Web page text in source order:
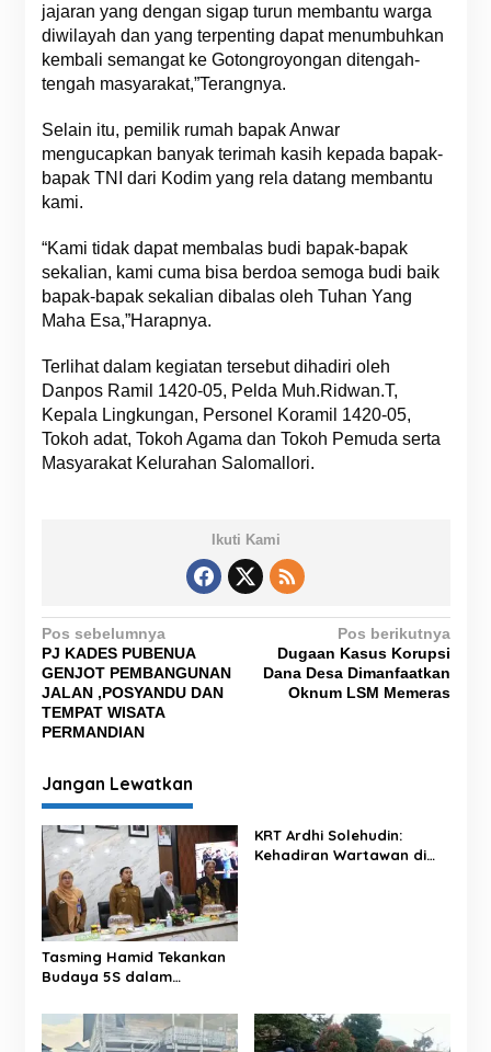
jajaran yang dengan sigap turun membantu warga
diwilayah dan yang terpenting dapat menumbuhkan
kembali semangat ke Gotongroyongan ditengah-
tengah masyarakat,”Terangnya.
Selain itu, pemilik rumah bapak Anwar
mengucapkan banyak terimah kasih kepada bapak-
bapak TNI dari Kodim yang rela datang membantu
kami.
“Kami tidak dapat membalas budi bapak-bapak
sekalian, kami cuma bisa berdoa semoga budi baik
bapak-bapak sekalian dibalas oleh Tuhan Yang
Maha Esa,”Harapnya.
Terlihat dalam kegiatan tersebut dihadiri oleh
Danpos Ramil 1420-05, Pelda Muh.Ridwan.T,
Kepala Lingkungan, Personel Koramil 1420-05,
Tokoh adat, Tokoh Agama dan Tokoh Pemuda serta
Masyarakat Kelurahan Salomallori.
Ikuti Kami
N
a
v
i
a
s
i
p
o
s
Pos sebelumnya
PJ KADES PUBENUA
GENJOT PEMBANGUNAN
JALAN ,POSYANDU DAN
TEMPAT WISATA
PERMANDIAN
Pos berikutnya
Dugaan Kasus Korupsi
Dana Desa Dimanfaatkan
Oknum LSM Memeras
Jangan Lewatkan
Tasming Hamid Tekankan
Budaya 5S dalam
Makkasau
KRT Ardhi Solehudin:
Kehadiran Wartawan di